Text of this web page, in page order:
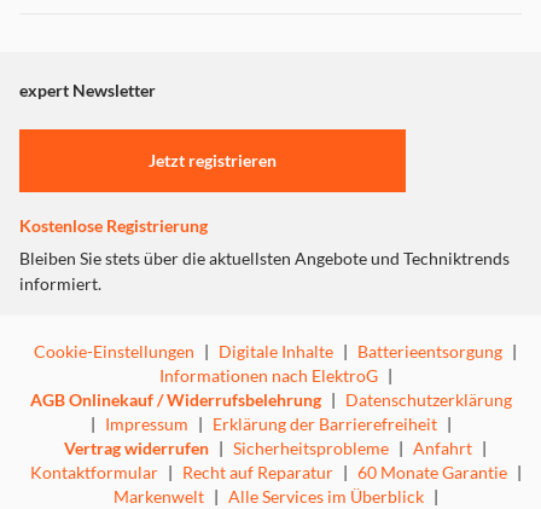
"Marketing".
Einstellungen anpassen
expert Newsletter
Jetzt registrieren
Kostenlose Registrierung
Bleiben Sie stets über die aktuellsten Angebote und Techniktrends
informiert.
Cookie-Einstellungen | Digitale Inhalte | Batterieentsorgung |
Informationen nach ElektroG |
AGB Onlinekauf / Widerrufsbelehrung | Datenschutzerklärung
| Impressum | Erklärung der Barrierefreiheit |
Vertrag widerrufen | Sicherheitsprobleme | Anfahrt |
Kontaktformular | Recht auf Reparatur | 60 Monate Garantie |
Markenwelt | Alle Services im Überblick |